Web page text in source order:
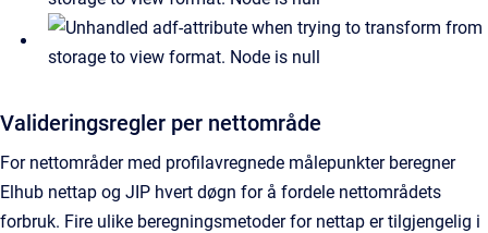
Valideringsregler per nettområde
For nettområder med profilavregnede målepunkter beregner
Elhub nettap og JIP hvert døgn for å fordele nettområdets
forbruk. Fire ulike beregningsmetoder for nettap er tilgjengelig i